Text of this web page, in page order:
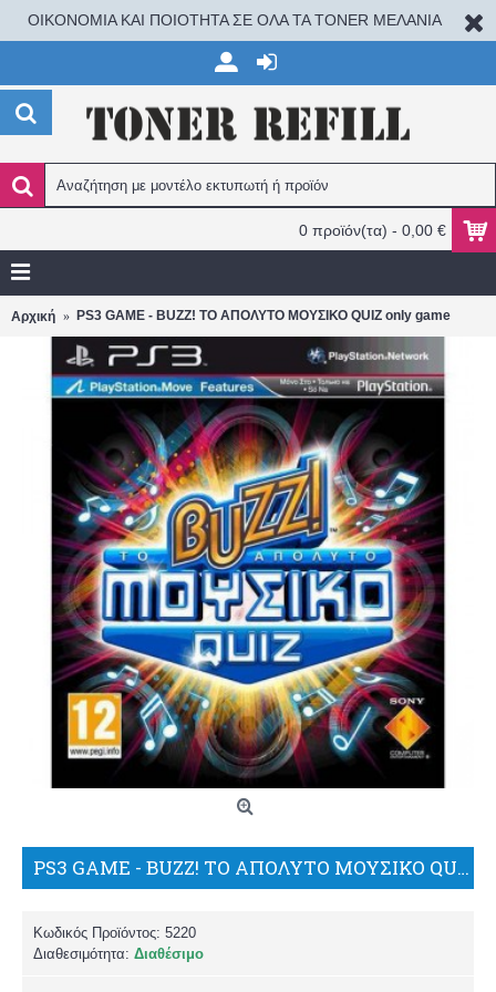
ΟΙΚΟΝΟΜΙΑ ΚΑΙ ΠΟΙΟΤΗΤΑ ΣΕ ΟΛΑ ΤΑ TONER ΜΕΛΑΝΙΑ
0 προϊόν(τα) - 0,00 €
Αρχική PS3 GAME - BUZZ! ΤΟ ΑΠΟΛΥΤΟ ΜΟΥΣΙΚΟ QUIZ only game
PS3 GAME - BUZZ! ΤΟ ΑΠΟΛΥΤΟ ΜΟΥΣΙΚΟ QUIZ only game
Κωδικός Προϊόντος: 5220
Διαθεσιμότητα: Διαθέσιμο